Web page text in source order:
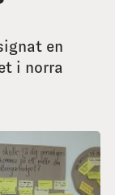
en
i norra